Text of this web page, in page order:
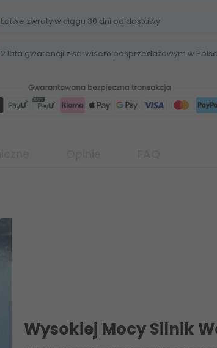
Łatwe zwroty w ciągu 30 dni od dostawy
2 lata gwarancji z serwisem posprzedażowym w
Wysokiej Mocy Silnik